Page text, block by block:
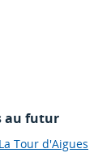
au futur
La Tour d'Aigues